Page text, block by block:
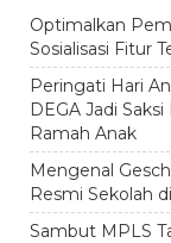
Optimalkan
Sosialisasi Fitur
Peringati Hari
DEGA Jadi
Ramah Anak
Mengenal
Resmi Sekolah
Sambut MPLS